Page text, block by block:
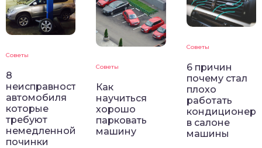
Советы
8
неисправностей
автомобиля
которые
требуют
немедленной
починки
Советы
Как
научиться
хорошо
парковать
машину
Советы
6 причин
почему стал
плохо
работать
кондиционер
в салоне
машины